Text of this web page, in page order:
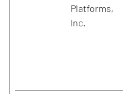
Platforms,
Inc.